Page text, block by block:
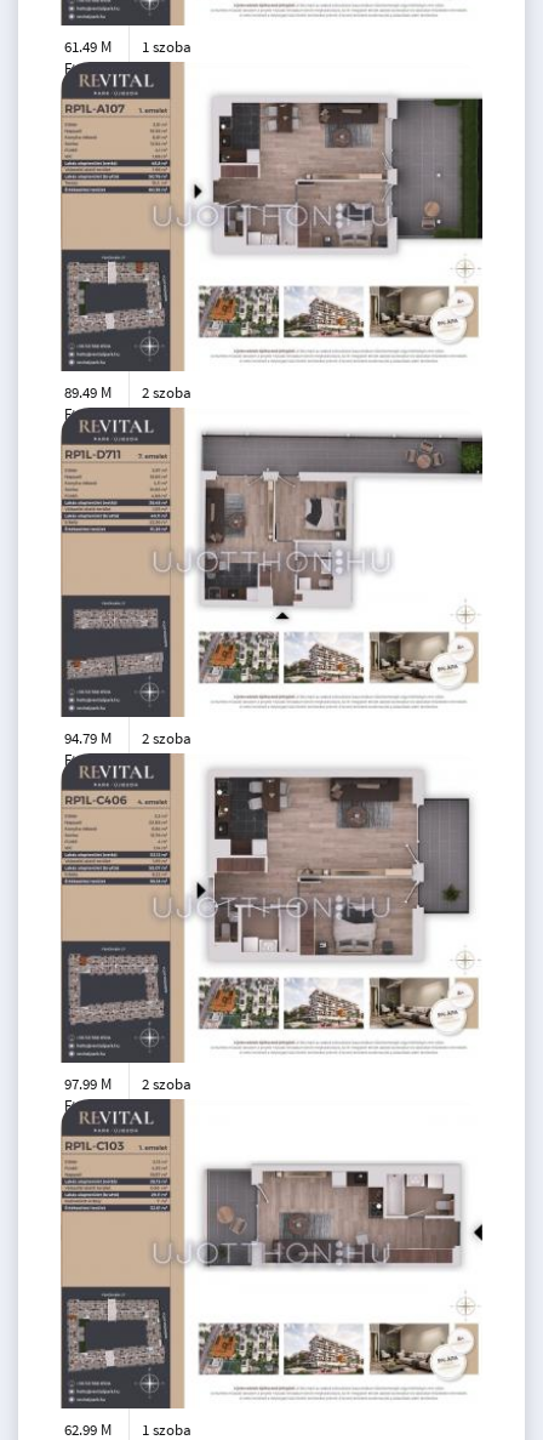
61.49 M
Ft
29 m2
1 szoba
1. emelet
89.49 M
Ft
49 m2
2 szoba
1. emelet
94.79 M
Ft
38 m2
2 szoba
7. emelet
97.99 M
Ft
53 m2
2 szoba
4. emelet
62.99 M
1 szoba